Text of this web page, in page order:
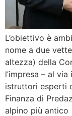
L’obiettivo è
nome a due
altezza) della
l’impresa – al
istruttori esperti
Finanza di
alpino più antico